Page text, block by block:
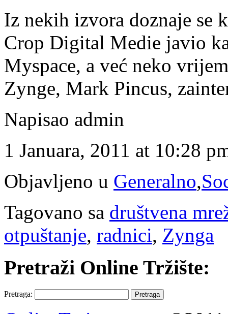
Iz nekih izvora doznaje se
Crop Digital Medie javio
Myspace, a već neko
Zynge, Mark Pincus,
Napisao admin
1 Januara, 2011 at 10:28
Objavljeno u Generalno,
Tagovano sa društvena
otpuštanje, radnici, Zynga
Pretraži Online Tržište:
Pretraga: